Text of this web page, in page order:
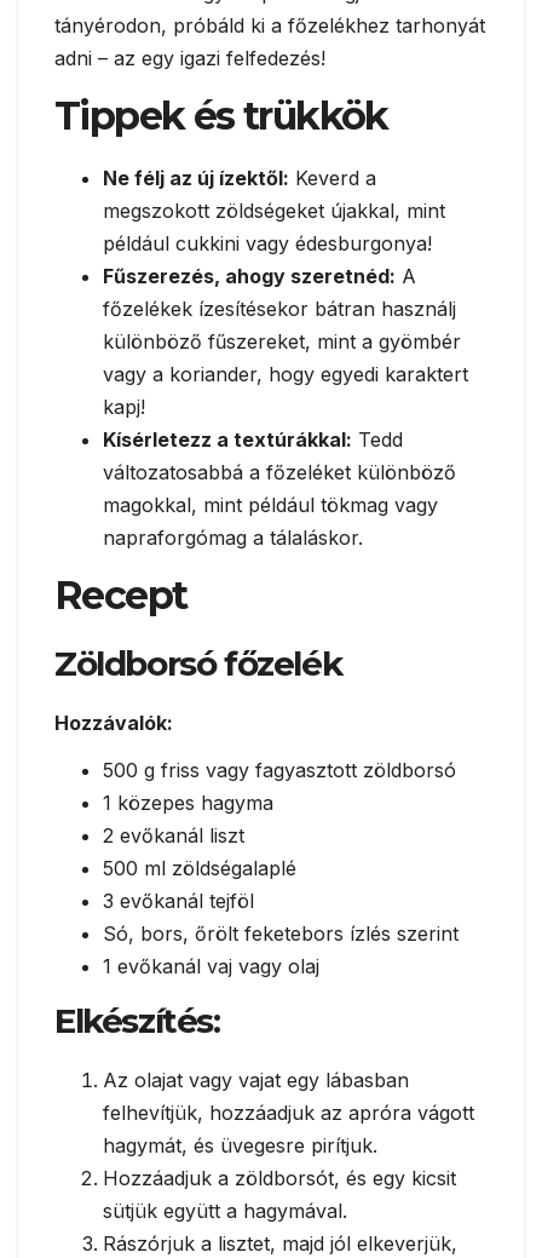
tányérodon, próbáld ki a főzelékhez tarhonyát
adni – az egy igazi felfedezés!
Tippek és trükkök
Ne félj az új ízektől: Keverd a
megszokott zöldségeket újakkal, mint
például cukkini vagy édesburgonya!
Fűszerezés, ahogy szeretnéd: A
főzelékek ízesítésekor bátran használj
különböző fűszereket, mint a gyömbér
vagy a koriander, hogy egyedi karaktert
kapj!
Kísérletezz a textúrákkal: Tedd
változatosabbá a főzeléket különböző
magokkal, mint például tökmag vagy
napraforgómag a tálaláskor.
Recept
Zöldborsó főzelék
Hozzávalók:
500 g friss vagy fagyasztott zöldborsó
1 közepes hagyma
2 evőkanál liszt
500 ml zöldségalaplé
3 evőkanál tejföl
Só, bors, őrölt feketebors ízlés szerint
1 evőkanál vaj vagy olaj
Elkészítés:
Az olajat vagy vajat egy lábasban
felhevítjük, hozzáadjuk az apróra vágott
hagymát, és üvegesre pirítjuk.
Hozzáadjuk a zöldborsót, és egy kicsit
sütjük együtt a hagymával.
Rászórjuk a lisztet, majd jól elkeverjük,